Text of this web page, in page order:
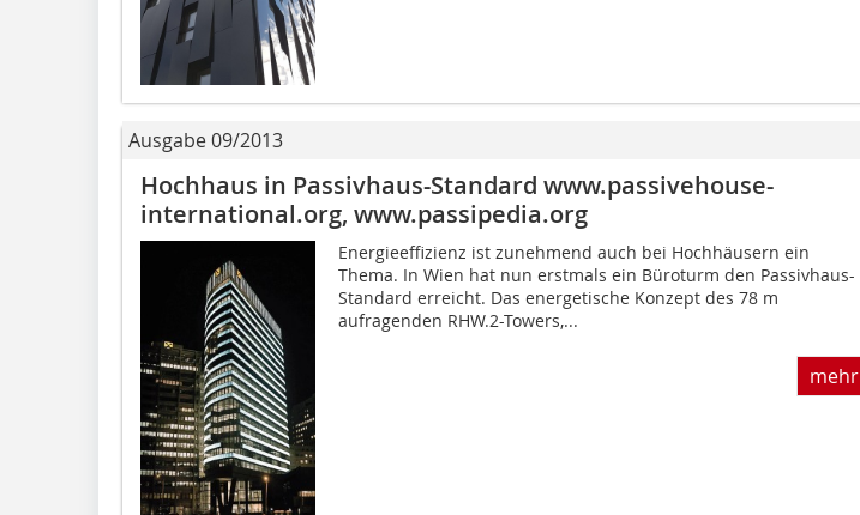
Ausgabe 09/2013
Hochhaus in Passivhaus-Standard www.passivehouse-
international.org, www.passipedia.org
Energieeffizienz ist zunehmend auch bei Hochhäusern ein
Thema. In Wien hat nun erstmals ein Büroturm den Passivhaus-
Standard erreicht. Das energetische Konzept des 78 m
aufragenden RHW.2-Towers,...
mehr